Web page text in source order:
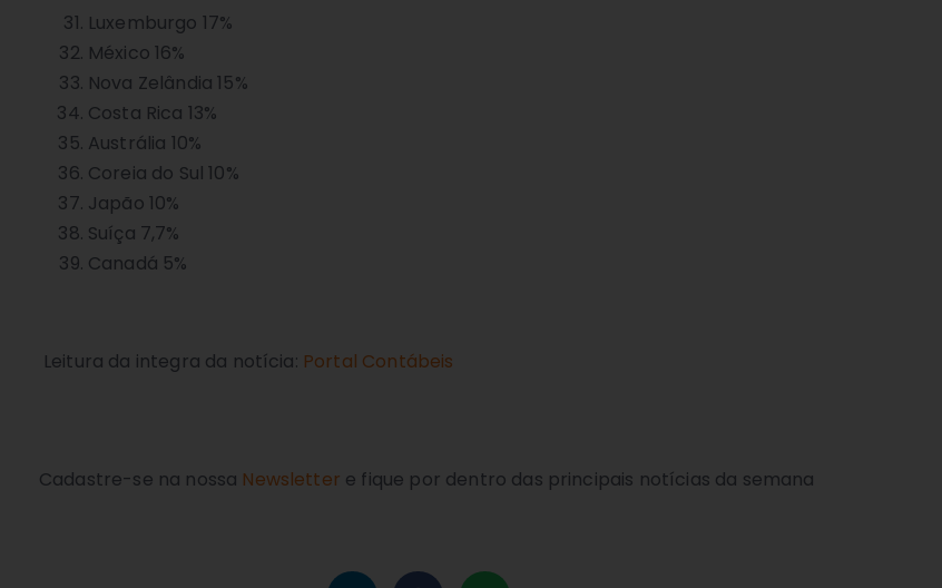
Luxemburgo 17%
México 16%
Nova Zelândia 15%
Costa Rica 13%
Austrália 10%
Coreia do Sul 10%
Japão 10%
Suíça 7,7%
Canadá 5%
Leitura da integra da notícia: Portal Contábeis
Cadastre-se na nossa Newsletter e fique por dentro das principais notícias da semana